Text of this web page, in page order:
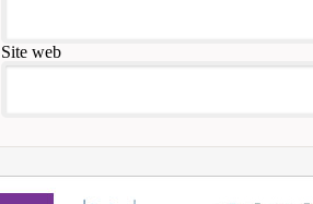
Site web